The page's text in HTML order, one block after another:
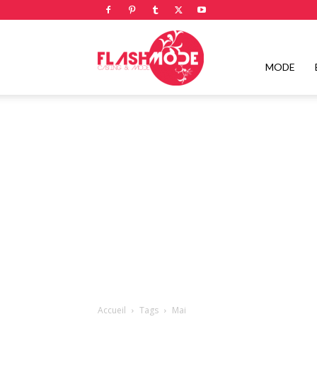
Flashmode
MODE
Accueil Tags Mai